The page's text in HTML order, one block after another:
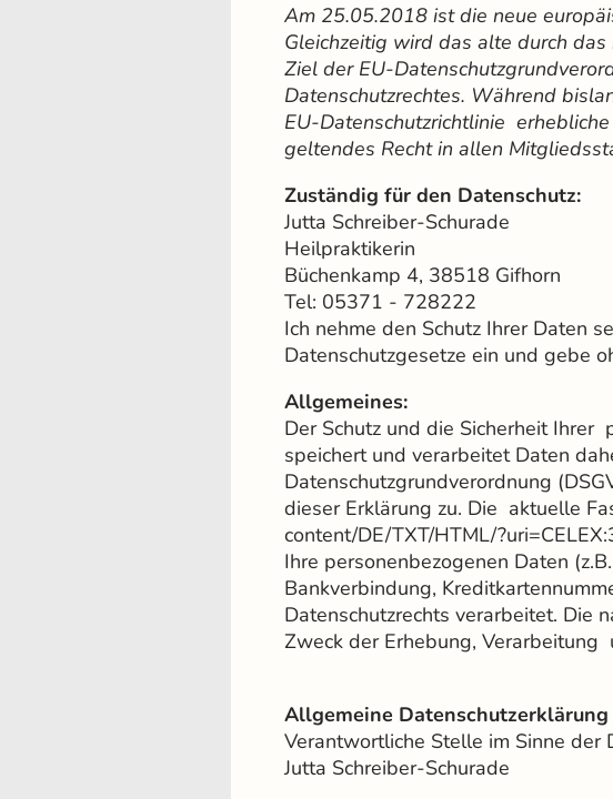
Am 25.05.2018 ist die neue
Gleichzeitig wird das alte durch
Ziel der EU-
Datenschutzrechtes. Während
EU-Datenschutzrichtlinie
geltendes Recht in allen
Zuständig für den Datenschutz:
Jutta Schreiber-Schurade
Heilpraktikerin
Büchenkamp 4, 38518 Gifhorn
Tel: 05371 - 728222
Ich nehme den Schutz Ihrer Daten
Datenschutzgesetze ein und gebe
Allgemeines:
Der Schutz und die Sicherheit
speichert und verarbeitet Daten
Datenschutzgrundverordnung
dieser Erklärung zu. Die aktuelle
content/DE/TXT/HTML/
Ihre personenbezogenen Daten
Bankverbindung,
Datenschutzrechts verarbeitet. Die
Zweck der Erhebung, Verarbeitung
Allgemeine Datenschutzerklärung
Verantwortliche Stelle im Sinne der
Jutta Schreiber-Schurade